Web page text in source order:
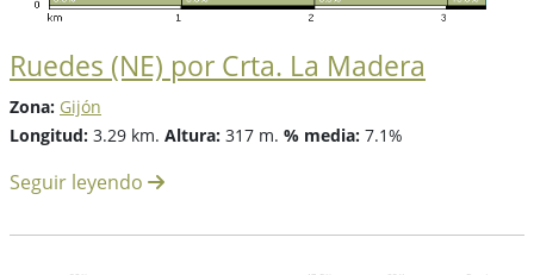
Ruedes (NE) por Crta. La Madera
Zona: Gijón
Longitud: 3.29 km. Altura: 317 m. % media: 7.1%
Seguir leyendo